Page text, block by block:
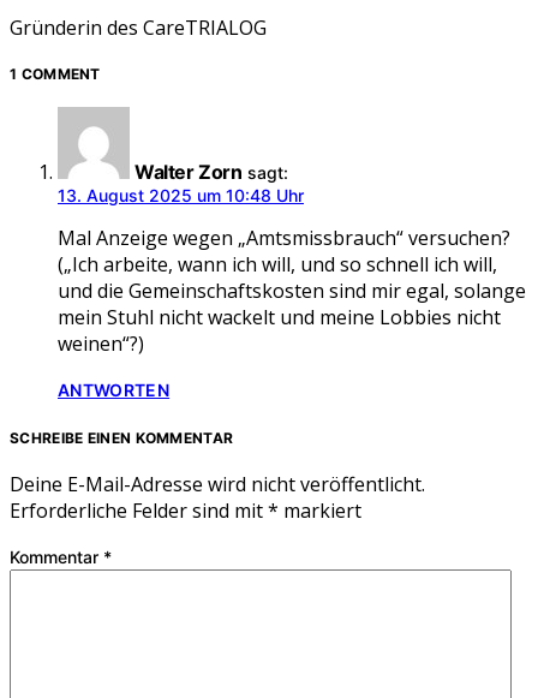
Gründerin des CareTRIALOG
1 COMMENT
Walter Zorn sagt:
13. August 2025 um 10:48 Uhr
Mal Anzeige wegen „Amtsmissbrauch“ versuchen?
(„Ich arbeite, wann ich will, und so schnell ich will,
und die Gemeinschaftskosten sind mir egal, solange
mein Stuhl nicht wackelt und meine Lobbies nicht
weinen“?)
ANTWORTEN
SCHREIBE EINEN KOMMENTAR
Deine E-Mail-Adresse wird nicht veröffentlicht.
Erforderliche Felder sind mit* markiert
Kommentar *